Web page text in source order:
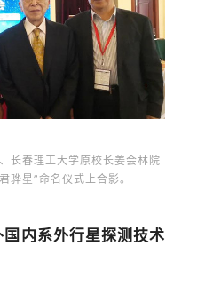
长春理工大学原校长姜会林院
骅星”命名仪式上合影。
内系外行星探测技术